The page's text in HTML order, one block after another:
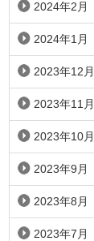
2024年2月
2024年1月
2023年12月
2023年11月
2023年10月
2023年9月
2023年8月
2023年7月